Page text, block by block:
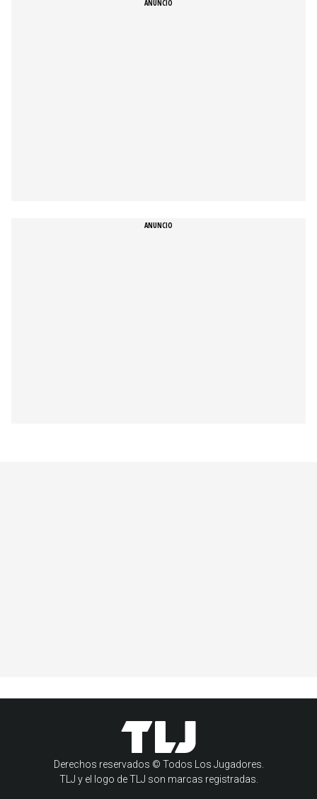
Derechos reservados © Todos Los Jugadores.
TLJ y el logo de TLJ son marcas registradas.